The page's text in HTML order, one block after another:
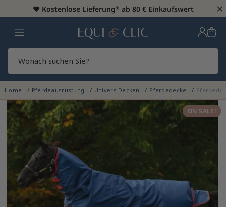
♥️ Kostenlose Lieferung* ab 80 € Einkaufswert ×
Heim
Home Pferdeausrüstung Univers Decken Pferdedecke
ON SALE!